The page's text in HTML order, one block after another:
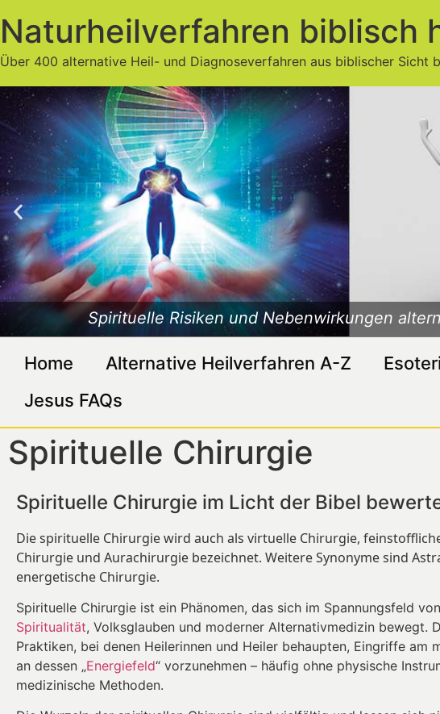
Naturheilverfahren biblisch
Über 400 alternative Heil- und Diagnoseverfahren aus biblischer Sicht
Was ist
Home Alternative Heilverfahren A-Z
Jesus FAQs
Spirituelle Chirurgie
Spirituelle Chirurgie im Licht der Bibel
Die spirituelle Chirurgie wird auch als virtuelle Chirurgie,
Chirurgie und Aurachirurgie bezeichnet. Weitere Synonyme sind
energetische Chirurgie.
Spirituelle Chirurgie ist ein Phänomen, das sich im Spannungsfeld
Spiritualität, Volksglauben und moderner Alternativmedizin bewegt.
Praktiken, bei denen Heilerinnen und Heiler behaupten, Eingriffe am
an dessen „Energiefeld“ vorzunehmen – häufig ohne physische
medizinische Methoden.